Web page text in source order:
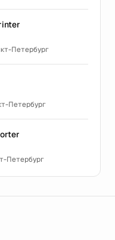
Петербург
Петербург
Петербург